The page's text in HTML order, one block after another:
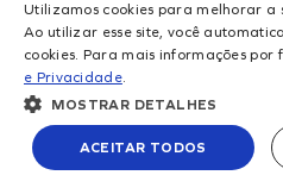
Política de
Powered
Utilizamos cookies para melhorar a
Ao utilizar esse site, você
cookies. Para mais informações por
e Privacidade.
MOSTRAR DETALHES
ACEITAR TODOS